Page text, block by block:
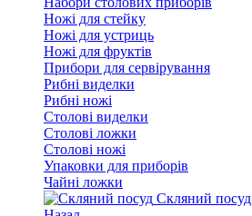
Ножі для стейку
Ножі для устриць
Ножі для фруктів
Прибори для сервірування
Рибні виделки
Рибні ножі
Столові виделки
Столові ложки
Столові ножі
Упаковки для приборів
Чайні ложки
Скляний посуд